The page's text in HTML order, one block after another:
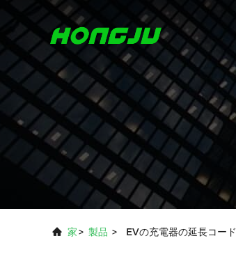
家> 製品 > EVの充電器の延長コード